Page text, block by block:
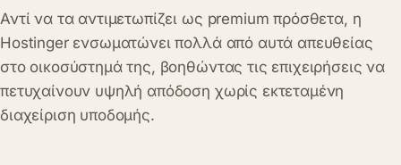
Αντί να τα αντιμετωπίζει ως premium πρόσθετα, η
Hostinger ενσωματώνει πολλά από αυτά απευθείας
στο οικοσύστημά της, βοηθώντας τις επιχειρήσεις να
πετυχαίνουν υψηλή απόδοση χωρίς εκτεταμένη
διαχείριση υποδομής.